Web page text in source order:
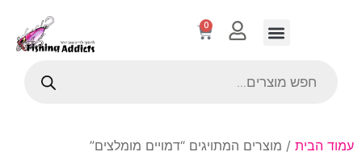
0
עמוד הבית / מוצרים המתויגים “דמויים מומלצים”